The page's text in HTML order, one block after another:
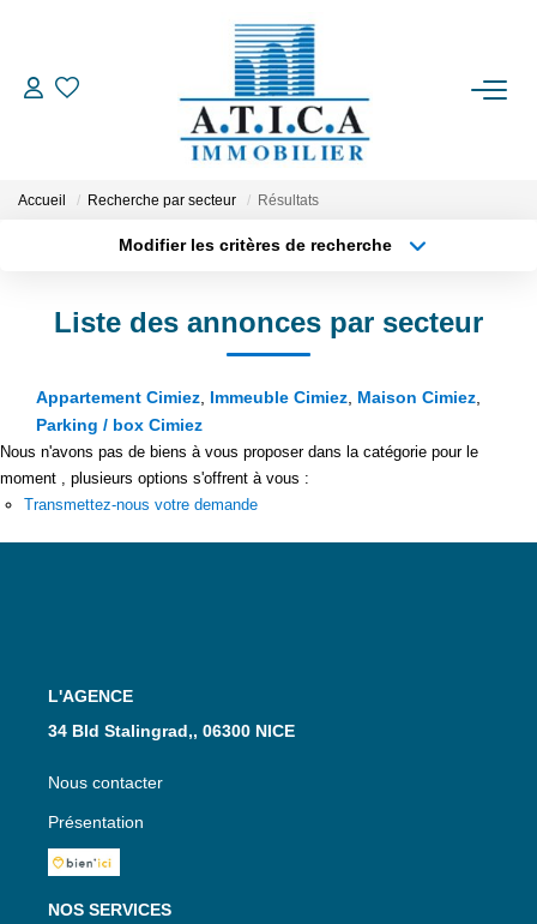
ACCUEIL
VENTES
ESTIMATION
L'AGENCE
CONTACT
Accueil Recherche par secteur Résultats
Modifier les critères de recherche
Type de bien
Surface min
Budget max Plus de critères
Liste des annonces par secteur
Appartement Cimiez Immeuble Cimiez Maison Cimiez
Parking / box Cimiez
Nous n'avons pas de biens à vous proposer dans la catégorie pour le
moment , plusieurs options s'offrent à vous :
Transmettez-nous votre demande
L'AGENCE
34 Bld Stalingrad,, 06300 NICE
Nous contacter
Présentation
NOS SERVICES